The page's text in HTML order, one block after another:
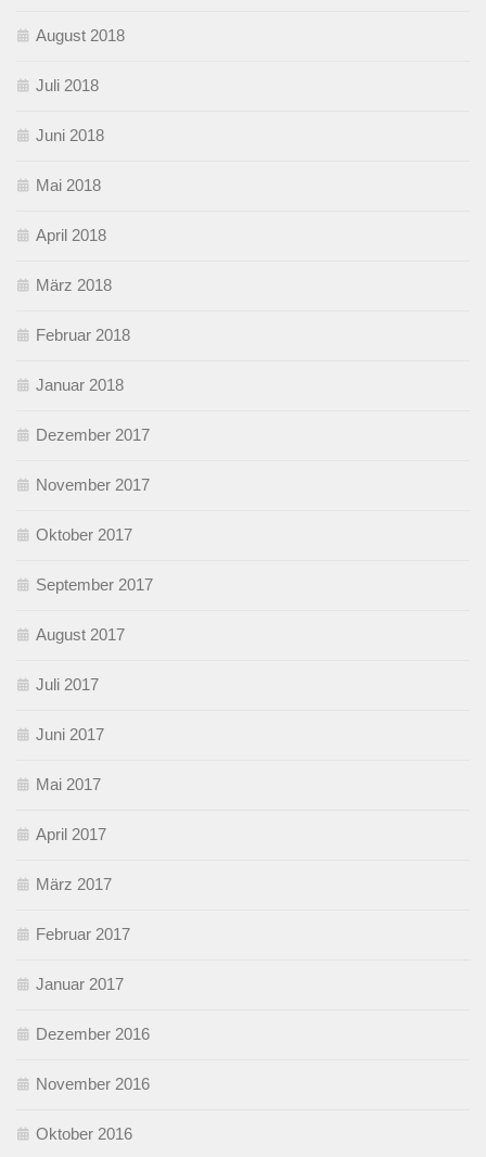
August 2018
Juli 2018
Juni 2018
Mai 2018
April 2018
März 2018
Februar 2018
Januar 2018
Dezember 2017
November 2017
Oktober 2017
September 2017
August 2017
Juli 2017
Juni 2017
Mai 2017
April 2017
März 2017
Februar 2017
Januar 2017
Dezember 2016
November 2016
Oktober 2016